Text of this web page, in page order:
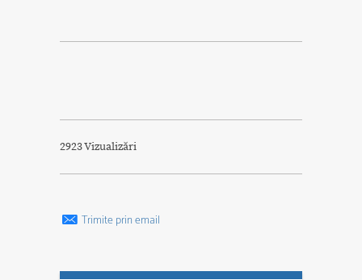
2923 Vizualizări
Trimite prin email